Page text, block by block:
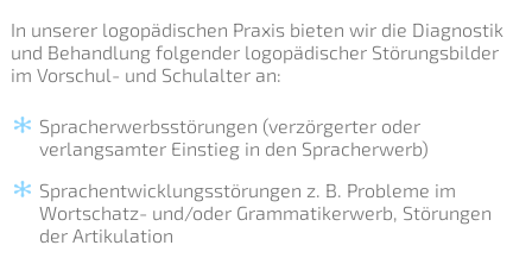
In unserer logopädischen Praxis bieten wir die Diagnostik
und Behandlung folgender logopädischer Störungsbilder
im Vorschul- und Schulalter an:
Spracherwerbsstörungen (verzörgerter oder
verlangsamter Einstieg in den Spracherwerb)
Sprachentwicklungsstörungen z. B. Probleme im
Wortschatz- und/oder Grammatikerwerb, Störungen
der Artikulation